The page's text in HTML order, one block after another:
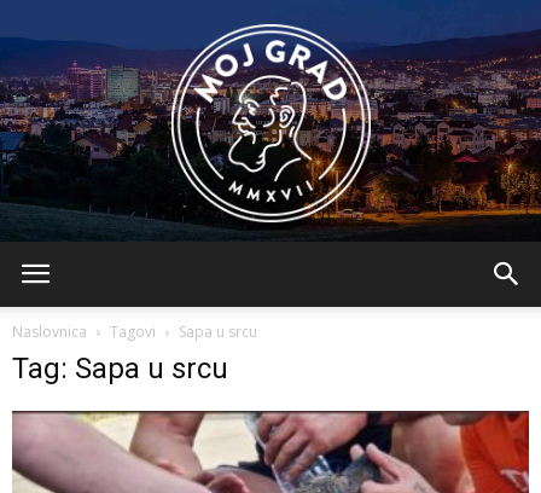
Naslovnica Tagovi Sapa u srcu
Tag: Sapa u srcu